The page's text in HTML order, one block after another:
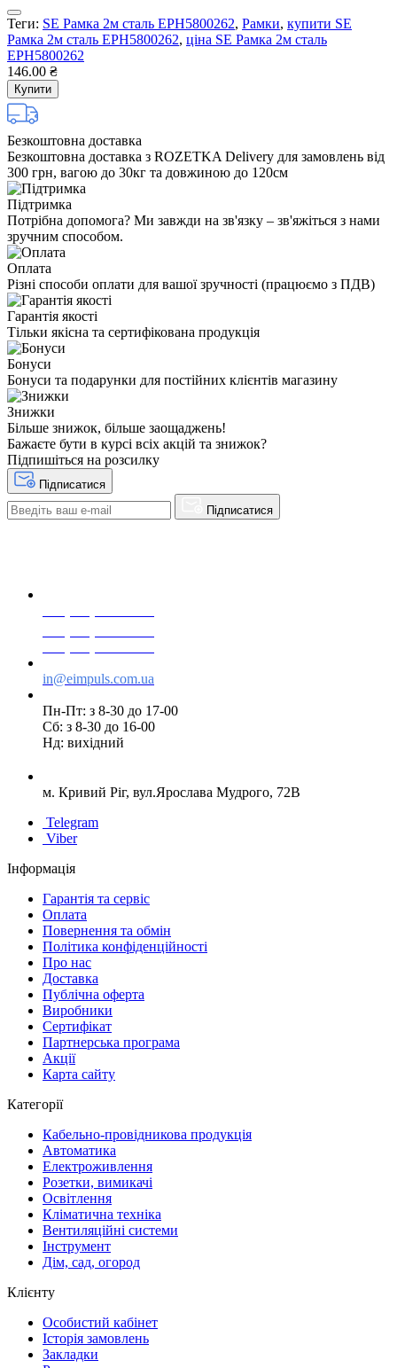
Теги: SE Рамка 2м сталь EPH5800262, Рамки, купити SE
Рамка 2м сталь EPH5800262, ціна SE Рамка 2м сталь
EPH5800262
146.00 ₴
Купити
Безкоштовна доставка
Безкоштовна доставка з ROZETKA Delivery для замовлень від
300 грн, вагою до 30кг та довжиною до 120см
Підтримка
Потрібна допомога? Ми завжди на зв'язку – зв'яжіться з нами
зручним способом.
Оплата
Різні способи оплати для вашої зручності (працюємо з ПДВ)
Гарантія якості
Тільки якісна та сертифікована продукція
Бонуси
Бонуси та подарунки для постійних клієнтів магазину
Знижки
Більше знижок, більше заощаджень!
Бажаєте бути в курсі всіх акцій та знижок?
Підпишіться на розсилку
Підписатися
Підписатися
in@eimpuls.com.ua
Пн-Пт: з 8-30 до 17-00
Сб: з 8-30 до 16-00
Нд: вихідний
м. Кривий Ріг, вул.Ярослава Мудрого, 72В
Telegram
Viber
Інформація
Гарантія та сервіс
Оплата
Повернення та обмін
Політика конфіденційності
Про нас
Доставка
Публічна оферта
Виробники
Сертифікат
Партнерська програма
Акції
Карта сайту
Категорії
Кабельно-провідникова продукція
Автоматика
Електроживлення
Розетки, вимикачі
Освітлення
Кліматична техніка
Вентиляційні системи
Інструмент
Дім, сад, огород
Клієнту
Особистий кабінет
Історія замовлень
Закладки